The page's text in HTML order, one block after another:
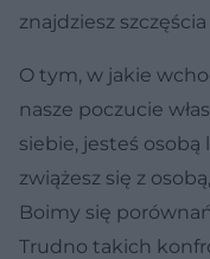
znajdziesz
O tym, w jakie
nasze poczucie
siebie, jesteś osobą
zwiążesz się z
Boimy się
Trudno takich